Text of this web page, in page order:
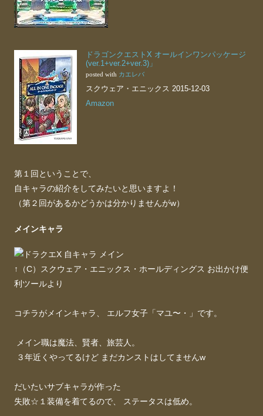
ドラゴンクエストX オールインワンパッケージ
(ver.1+ver.2+ver.3)」
posted with カエレバ
スクウェア・エニックス 2015-12-03
Amazon
第１回ということで、
自キャラの紹介をしてみたいと思いますよ！
（第２回があるかどうかは分かりませんがw）
メインキャラ
↑（C）スクウェア・エニックス・ホールディングス お出かけ便
利ツールより
コチラがメインキャラ、 エルフ女子「マユ〜・」です。
メイン職は魔法、賢者、旅芸人。
３年近くやってるけど まだカンストはしてませんw
だいたいサブキャラが作った
失敗☆１装備を着てるので、 ステータスは低め。